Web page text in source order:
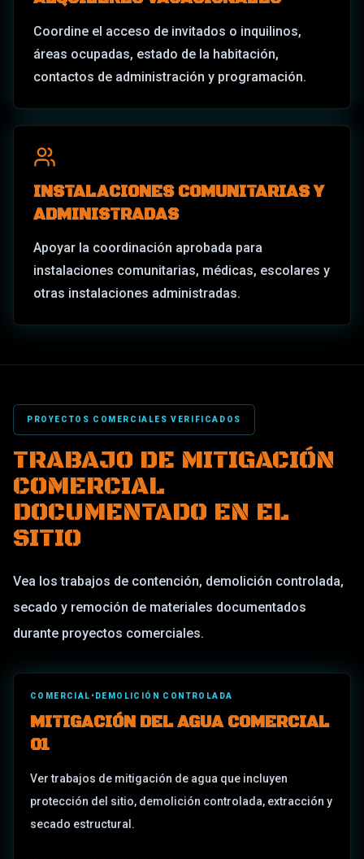
Coordine el acceso de invitados o inquilinos,
áreas ocupadas, estado de la habitación,
contactos de administración y programación.
INSTALACIONES COMUNITARIAS Y
ADMINISTRADAS
Apoyar la coordinación aprobada para
instalaciones comunitarias, médicas, escolares y
otras instalaciones administradas.
PROYECTOS COMERCIALES VERIFICADOS
TRABAJO DE MITIGACIÓN
COMERCIAL
DOCUMENTADO EN EL
SITIO
Vea los trabajos de contención, demolición controlada,
secado y remoción de materiales documentados
durante proyectos comerciales.
COMERCIAL • DEMOLICIÓN CONTROLADA
MITIGACIÓN DEL AGUA COMERCIAL
01
Ver trabajos de mitigación de agua que incluyen
protección del sitio, demolición controlada, extracción y
secado estructural.